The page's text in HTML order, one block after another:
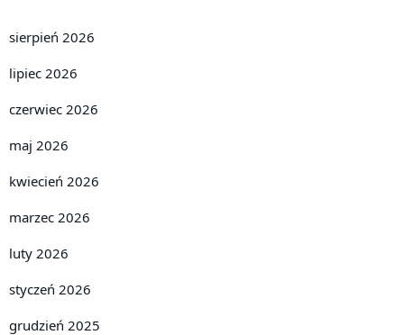
sierpień 2026
lipiec 2026
czerwiec 2026
maj 2026
kwiecień 2026
marzec 2026
luty 2026
styczeń 2026
grudzień 2025